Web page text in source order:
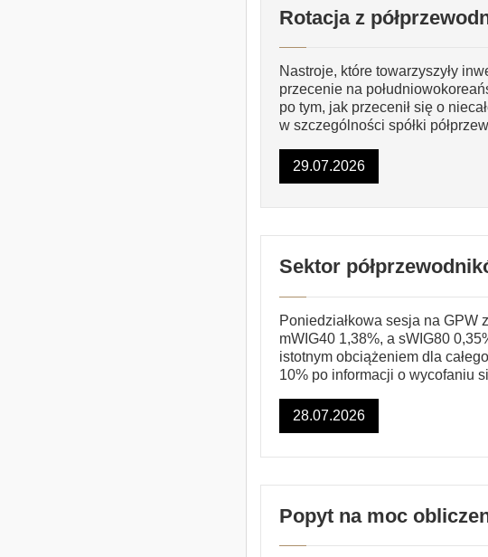
Rotacja z
Nastroje, które towarzyszyły
przecenie na
po tym, jak przecenił się o
w szczególności spółki
29.07.2026
Sektor
Poniedziałkowa sesja na GPW
mWIG40 1,38%, a sWIG80
istotnym obciążeniem dla
10% po informacji o wycofaniu
28.07.2026
Popyt na moc